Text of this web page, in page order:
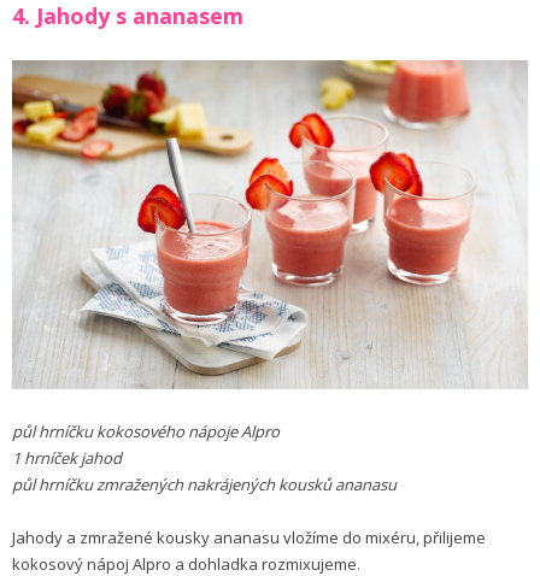
4. Jahody s ananasem
půl hrníčku kokosového nápoje Alpro
1 hrníček jahod
půl hrníčku zmražených nakrájených kousků ananasu
Jahody a zmražené kousky ananasu vložíme do mixéru, přilijeme
kokosový nápoj Alpro a dohladka rozmixujeme.